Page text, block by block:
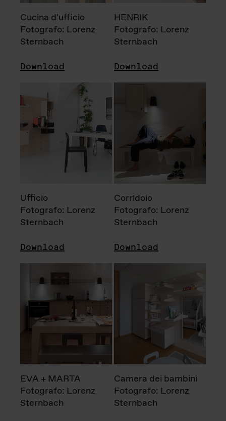
Cucina d'ufficio
Fotografo: Lorenz
Sternbach
Download
HENRIK
Fotografo: Lorenz
Sternbach
Download
Ufficio
Fotografo: Lorenz
Sternbach
Download
Corridoio
Fotografo: Lorenz
Sternbach
Download
EVA + MARTA
Fotografo: Lorenz
Sternbach
Camera dei bambini
Fotografo: Lorenz
Sternbach